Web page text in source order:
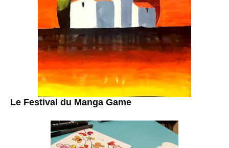
Le Festival du Manga Game